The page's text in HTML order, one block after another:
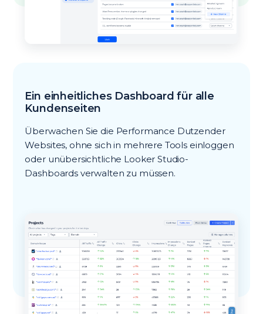
Ein einheitliches Dashboard für alle
Kundenseiten
Überwachen Sie die Performance Dutzender
Websites, ohne sich in mehrere Tools einloggen
oder unübersichtliche Looker Studio-
Dashboards verwalten zu müssen.